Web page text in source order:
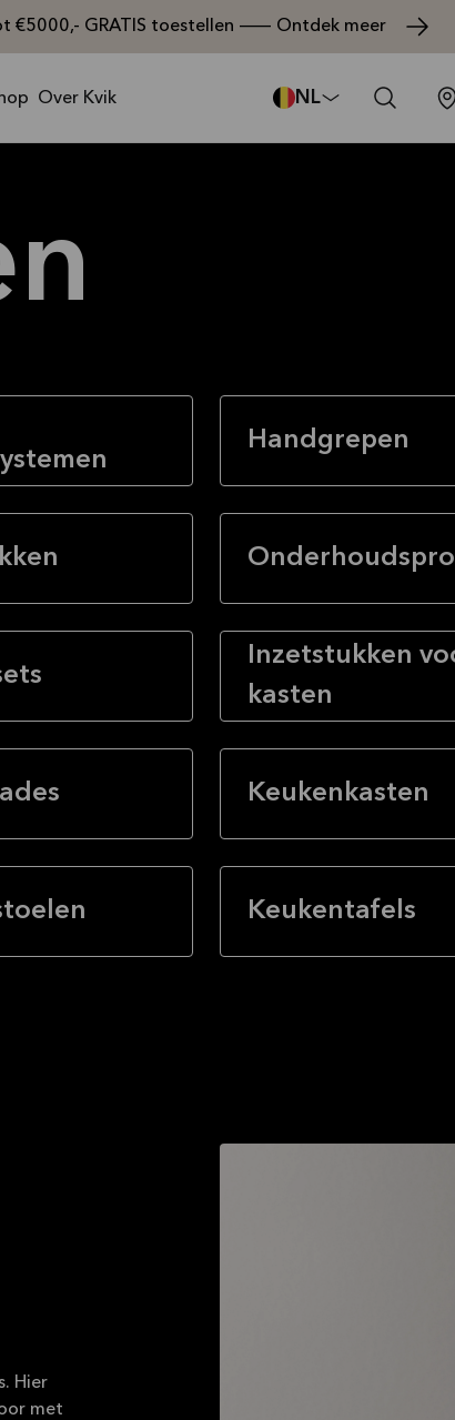
€5000,- GRATIS toestellen — Ontdek meer
Over Kvik NL
Handgrepen
Inzetstukken
kasten
Keukenkasten
Keukentafels
Hier
met